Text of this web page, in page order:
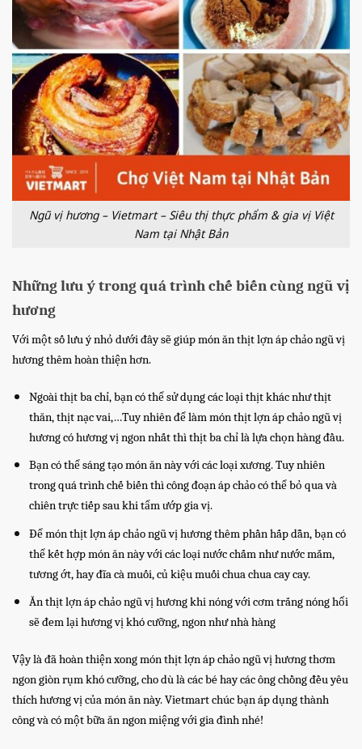
Ngũ vị hương – Vietmart – Siêu thị thực phẩm & gia vị Việt
Nam tại Nhật Bản
Những lưu ý trong quá trình chế biến cùng ngũ vị
hương
Với một số lưu ý nhỏ dưới đây sẽ giúp món ăn thịt lợn áp chảo ngũ vị
hương thêm hoàn thiện hơn.
Ngoài thịt ba chỉ, bạn có thể sử dụng các loại thịt khác như thịt
thăn, thịt nạc vai,…Tuy nhiên để làm món thịt lợn áp chảo ngũ vị
hương có hương vị ngon nhất thì thịt ba chỉ là lựa chọn hàng đầu.
Bạn có thể sáng tạo món ăn này với các loại xương. Tuy nhiên
trong quá trình chế biến thì công đoạn áp chảo có thể bỏ qua và
chiên trực tiếp sau khi tẩm ướp gia vị.
Để món thịt lợn áp chảo ngũ vị hương thêm phần hấp dẫn, bạn có
thể kết hợp món ăn này với các loại nước chấm như nước mắm,
tương ớt, hay đĩa cà muối, củ kiệu muối chua chua cay cay.
Ăn thịt lợn áp chảo ngũ vị hương khi nóng với cơm trắng nóng hổi
sẽ đem lại hương vị khó cưỡng, ngon như nhà hàng
Vậy là đã hoàn thiện xong món thịt lợn áp chảo ngũ vị hương thơm
ngon giòn rụm khó cưỡng, cho dù là các bé hay các ông chồng đều yêu
thích hương vị của món ăn này. Vietmart chúc bạn áp dụng thành
công và có một bữa ăn ngon miệng với gia đình nhé!